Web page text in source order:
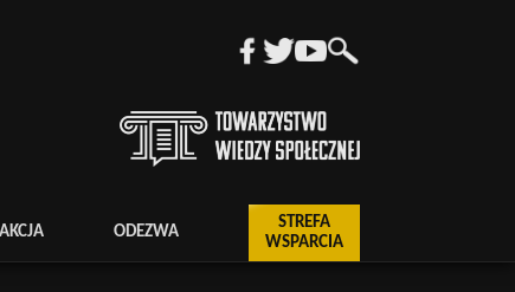
ODEZWA
STREFA
WSPARCIA